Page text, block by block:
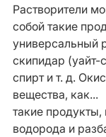
Растворители
собой такие
универсальный
скипидар (уайт-
спирт и т. д.
вещества, как...
такие продукты,
водорода и